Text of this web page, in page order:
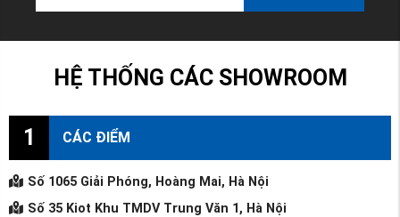
HỆ THỐNG CÁC SHOWROOM
1 CÁC ĐIỂM
Số 1065 Giải Phóng, Hoàng Mai, Hà Nội
Số 35 Kiot Khu TMDV Trung Văn 1, Hà Nội